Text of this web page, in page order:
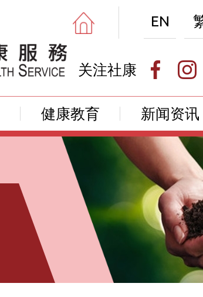
EN
关注社康
健康教育 新闻资讯